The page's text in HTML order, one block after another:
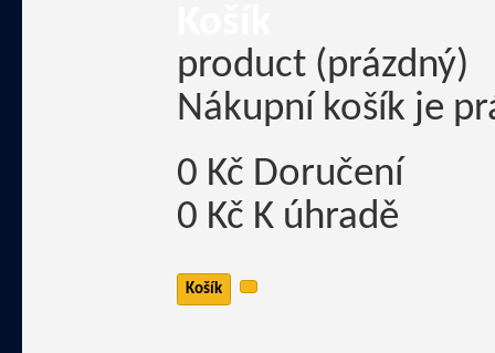
product (prázdný)
Nákupní košík je
0 Kč Doručení
0 Kč K úhradě
Košík